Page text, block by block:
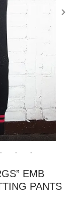
EMB
PANTS